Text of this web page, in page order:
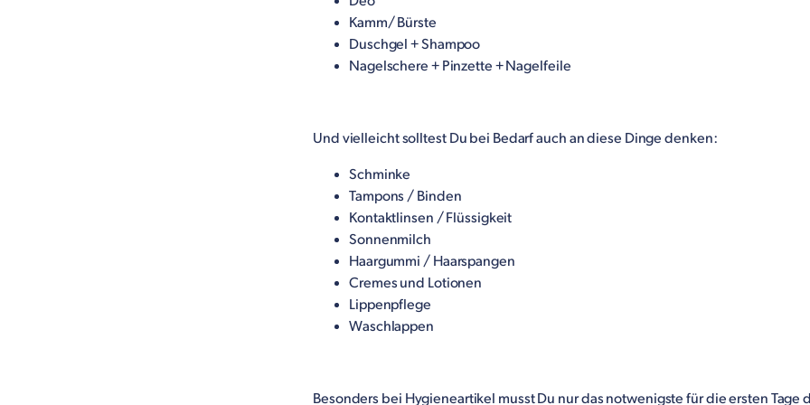
Kamm/ Bürste
Duschgel + Shampoo
Nagelschere + Pinzette + Nagelfeile
Und vielleicht solltest Du bei Bedarf auch an diese Dinge denken:
Schminke
Tampons / Binden
Kontaktlinsen / Flüssigkeit
Sonnenmilch
Haargummi / Haarspangen
Cremes und Lotionen
Lippenpflege
Waschlappen
Besonders bei Hygieneartikel musst Du nur das notwenigste für die ersten Tage